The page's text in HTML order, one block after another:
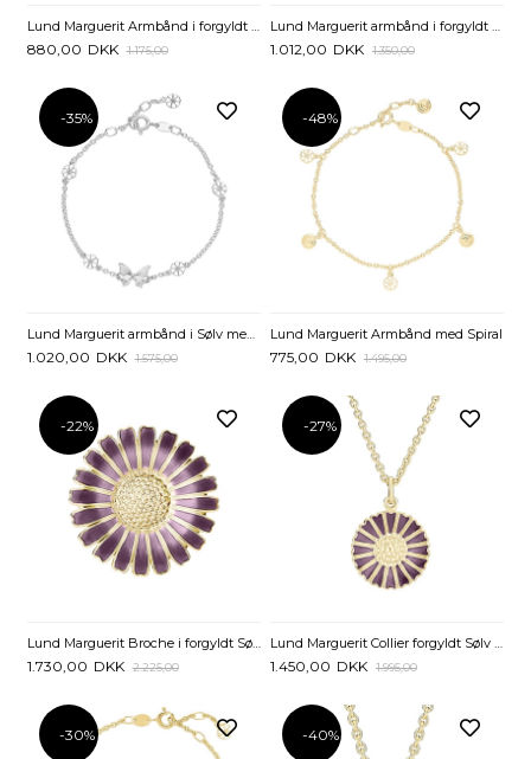
Lund Marguerit Armbånd i forgyldt Sølv med Hjerte
880,00 DKK 1.175,00
Lund Marguerit armbånd i forgyldt Sølv med lilla Marguerit
1.012,00 DKK 1.350,00
-35%
Lund Marguerit armbånd i Sølv med Sommerfugl
1.020,00 DKK 1.575,00
-48%
Lund Marguerit Armbånd med Spiral
775,00 DKK 1.495,00
-22%
Lund Marguerit Broche i forgyldt Sølv 36 mm - Lilla
1.730,00 DKK 2.225,00
-27%
1.450,00 DKK 1.995,00
-30% -40%